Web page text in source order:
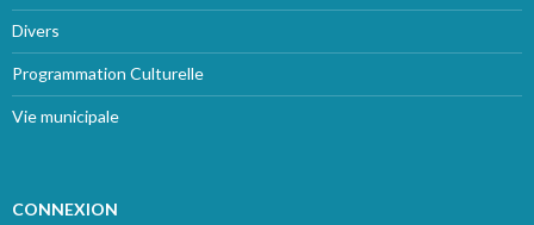
Divers
Programmation Culturelle
Vie municipale
CONNEXION